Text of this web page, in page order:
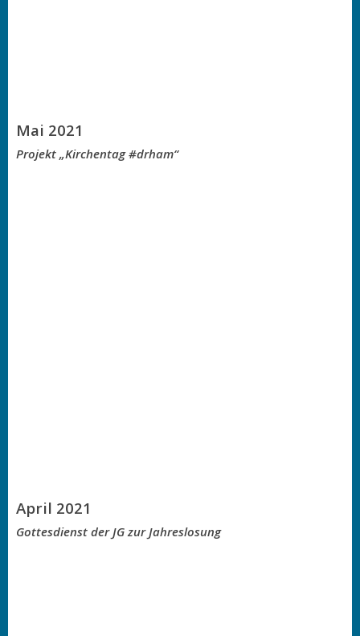
Mai 2021
Projekt „Kirchentag #drham“
April 2021
Gottesdienst der JG zur Jahreslosung